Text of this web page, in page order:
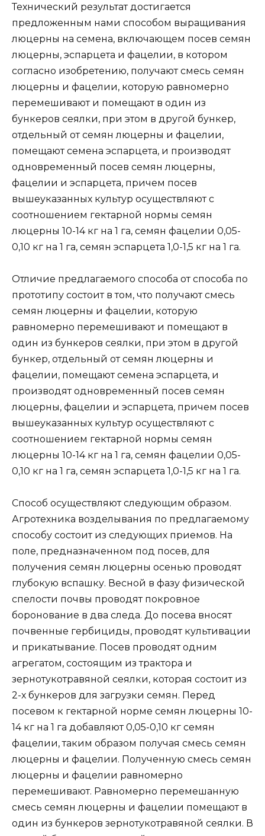
Технический результат достигается
предложенным нами способом выращивания
люцерны на семена, включающем посев семян
люцерны, эспарцета и фацелии, в котором
согласно изобретению, получают смесь семян
люцерны и фацелии, которую равномерно
перемешивают и помещают в один из
бункеров сеялки, при этом в другой бункер,
отдельный от семян люцерны и фацелии,
помещают семена эспарцета, и производят
одновременный посев семян люцерны,
фацелии и эспарцета, причем посев
вышеуказанных культур осуществляют с
соотношением гектарной нормы семян
люцерны 10-14 кг на 1 га, семян фацелии 0,05-
0,10 кг на 1 га, семян эспарцета 1,0-1,5 кг на 1 га.
Отличие предлагаемого способа от способа по
прототипу состоит в том, что получают смесь
семян люцерны и фацелии, которую
равномерно перемешивают и помещают в
один из бункеров сеялки, при этом в другой
бункер, отдельный от семян люцерны и
фацелии, помещают семена эспарцета, и
производят одновременный посев семян
люцерны, фацелии и эспарцета, причем посев
вышеуказанных культур осуществляют с
соотношением гектарной нормы семян
люцерны 10-14 кг на 1 га, семян фацелии 0,05-
0,10 кг на 1 га, семян эспарцета 1,0-1,5 кг на 1 га.
Способ осуществляют следующим образом.
Агротехника возделывания по предлагаемому
способу состоит из следующих приемов. На
поле, предназначенном под посев, для
получения семян люцерны осенью проводят
глубокую вспашку. Весной в фазу физической
спелости почвы проводят покровное
боронование в два следа. До посева вносят
почвенные гербициды, проводят культивации
и прикатывание. Посев проводят одним
агрегатом, состоящим из трактора и
зернотукотравяной сеялки, которая состоит из
2-х бункеров для загрузки семян. Перед
посевом к гектарной норме семян люцерны 10-
14 кг на 1 га добавляют 0,05-0,10 кг семян
фацелии, таким образом получая смесь семян
люцерны и фацелии. Полученную смесь семян
люцерны и фацелии равномерно
перемешивают. Равномерно перемешанную
смесь семян люцерны и фацелии помещают в
один из бункеров зернотукотравяной сеялки. В